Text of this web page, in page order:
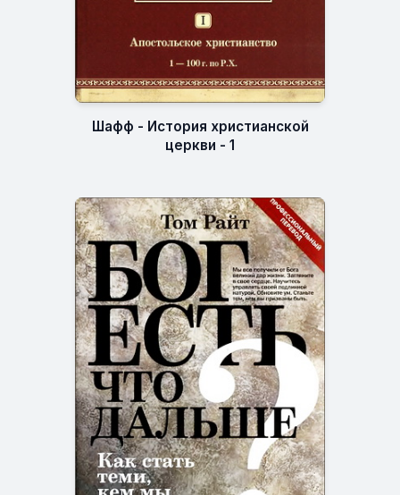
Шафф - История христианской
церкви - 1